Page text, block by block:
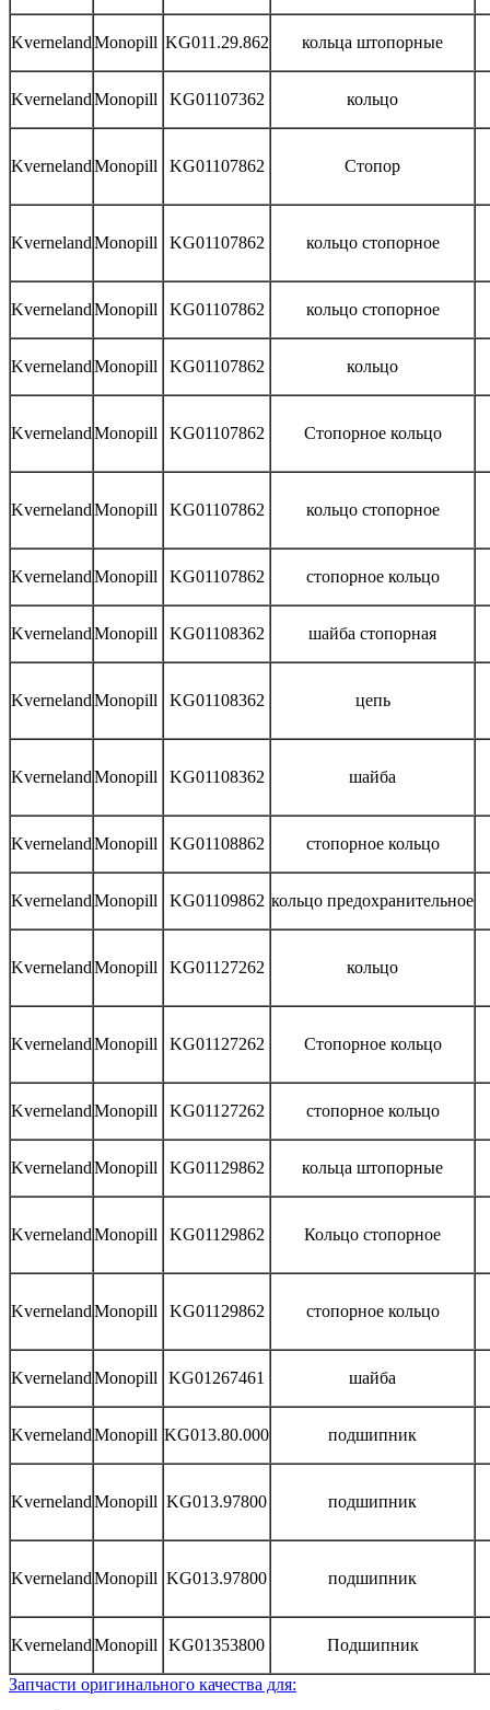
KvernelandMonopill KG011.29.862 кольца штопорные
KvernelandMonopill KG01107362 кольцо
KvernelandMonopill KG01107862 Стопор
KvernelandMonopill KG01107862 кольцо стопорное
KvernelandMonopill KG01107862 кольцо стопорное
KvernelandMonopill KG01107862 кольцо
KvernelandMonopill KG01107862 Стопорное кольцо
KvernelandMonopill KG01107862 кольцо стопорное
KvernelandMonopill KG01107862 стопорное кольцо
KvernelandMonopill KG01108362 шайба стопорная
KvernelandMonopill KG01108362 цепь
KvernelandMonopill KG01108362 шайба
KvernelandMonopill KG01108862 стопорное кольцо
KvernelandMonopill KG01109862 кольцо предохранительное
KvernelandMonopill KG01127262 кольцо
KvernelandMonopill KG01127262 Стопорное кольцо
KvernelandMonopill KG01127262 стопорное кольцо
KvernelandMonopill KG01129862 кольца штопорные
KvernelandMonopill KG01129862 Кольцо стопорное
KvernelandMonopill KG01129862 стопорное кольцо
KvernelandMonopill KG01267461 шайба
KvernelandMonopill KG013.80.000 подшипник
KvernelandMonopill KG013.97800 подшипник
KvernelandMonopill KG013.97800 подшипник
KvernelandMonopill KG01353800 Подшипник
Запчасти оригинального качества для: